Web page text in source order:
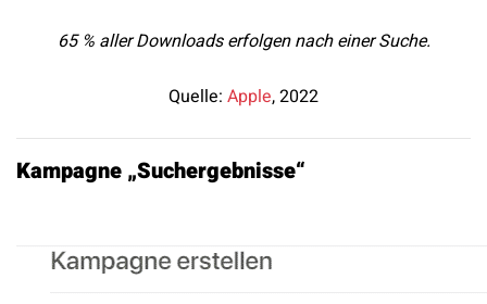
65 % aller Downloads erfolgen nach einer Suche.
Quelle: Apple, 2022
Kampagne „Suchergebnisse“